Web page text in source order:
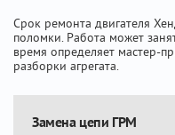
Срок ремонта двигателя
поломки. Работа может
время определяет мастер-
разборки агрегата.
Замена цепи ГРМ